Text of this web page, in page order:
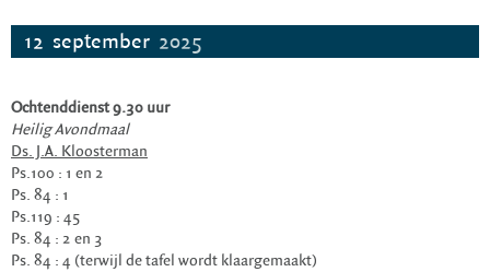
12 september 2025
Ochtenddienst 9.30 uur
Heilig Avondmaal
Ds. J.A. Kloosterman
Ps.100 : 1 en 2
Ps. 84 : 1
Ps.119 : 45
Ps. 84 : 2 en 3
Ps. 84 : 4 (terwijl de tafel wordt klaargemaakt)